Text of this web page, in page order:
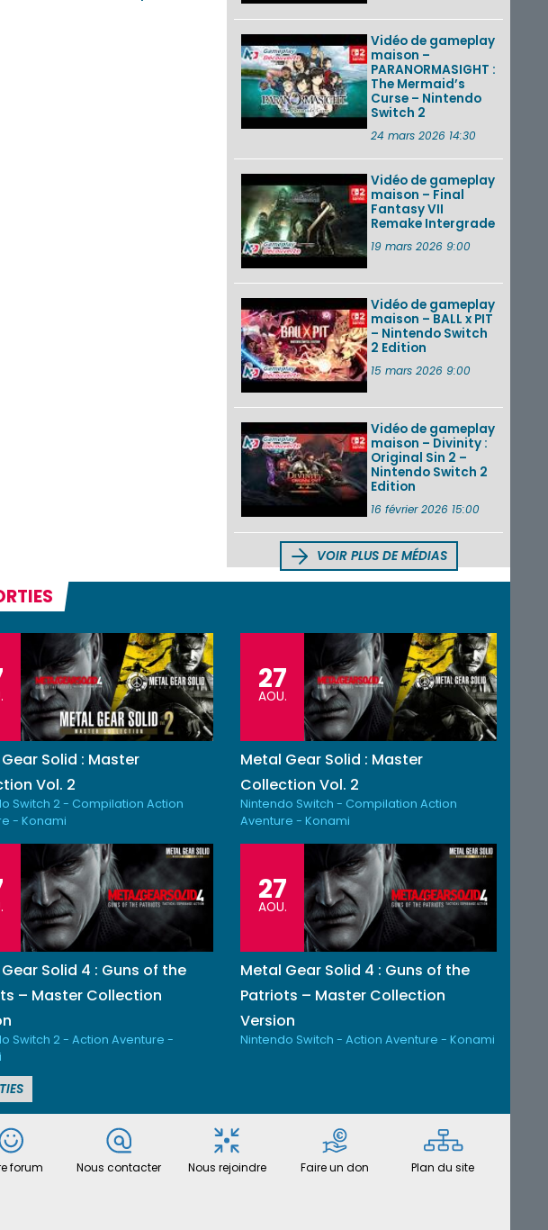
Vidéo de gameplay
maison –
PARANORMASIGHT :
The Mermaid’s
Curse – Nintendo
Switch 2
24 mars 2026 14:30
Vidéo de gameplay
maison – Final
Fantasy VII
Remake Intergrade
19 mars 2026 9:00
Vidéo de gameplay
maison – BALL x PIT
– Nintendo Switch
2 Edition
15 mars 2026 9:00
Vidéo de gameplay
maison – Divinity :
Original Sin 2 –
Nintendo Switch 2
Edition
16 février 2026 15:00
VOIR PLUS DE MÉDIAS
Solid : Master
Vol. 2
Switch 2 - Compilation Action
- Konami
27
AOU.
Metal Gear Solid : Master
Collection Vol. 2
Nintendo Switch - Compilation Action
Aventure - Konami
Solid 4 : Guns of the
– Master Collection
Switch 2 - Action Aventure -
27
AOU.
Metal Gear Solid 4 : Guns of the
Patriots – Master Collection
Version
Nintendo Switch - Action Aventure - Konami
forum Nous contacter Nous rejoindre Faire un don Plan du site